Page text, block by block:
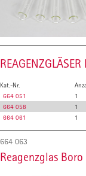
Kat.-Nr.
664 051
1
664 058
1
664 061
1
664 063
Reagenzglas